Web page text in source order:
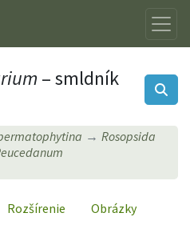
– smldník
Rosopsida
Rozšírenie
Obrázky